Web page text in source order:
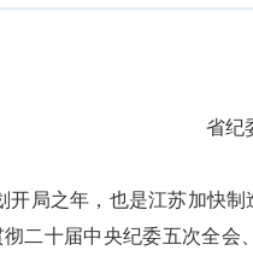
省纪
开局之年，也是江苏加快
二十届中央纪委五次全